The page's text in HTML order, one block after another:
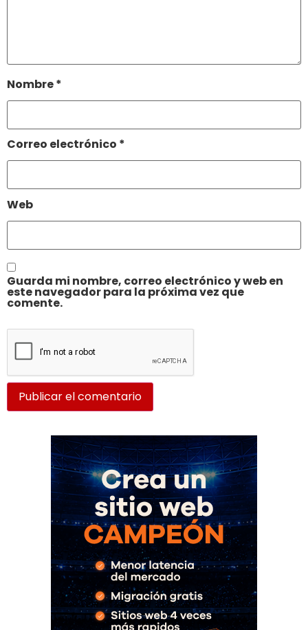
Nombre*
Correo electrónico *
Web
Guarda mi nombre, correo electrónico y web en
este navegador para la próxima vez que
comente.